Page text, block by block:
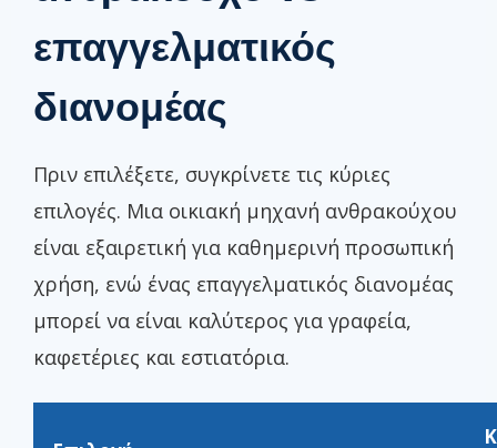
επαγγελματικός
διανομέας
Πριν επιλέξετε, συγκρίνετε τις κύριες
επιλογές. Μια οικιακή μηχανή ανθρακούχου
είναι εξαιρετική για καθημερινή προσωπική
χρήση, ενώ ένας επαγγελματικός διανομέας
μπορεί να είναι καλύτερος για γραφεία,
καφετέριες και εστιατόρια.